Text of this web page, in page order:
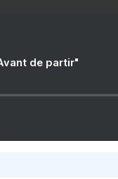
de partir"